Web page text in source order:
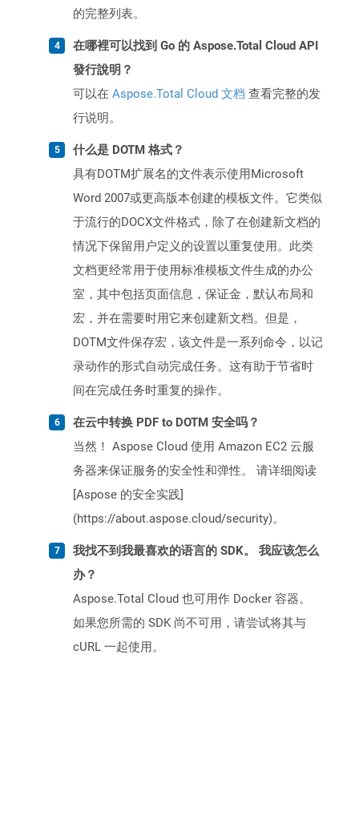
的完整列表。
在哪裡可以找到 Go 的 Aspose.Total Cloud API
發行說明？
可以在 Aspose.Total Cloud 文档 查看完整的发
行说明。
什么是 DOTM 格式？
具有DOTM扩展名的文件表示使用Microsoft
Word 2007或更高版本创建的模板文件。它类似
于流行的DOCX文件格式，除了在创建新文档的
情况下保留用户定义的设置以重复使用。此类
文档更经常用于使用标准模板文件生成的办公
室，其中包括页面信息，保证金，默认布局和
宏，并在需要时用它来创建新文档。但是，
DOTM文件保存宏，该文件是一系列命令，以记
录动作的形式自动完成任务。这有助于节省时
间在完成任务时重复的操作。
在云中转换 PDF to DOTM 安全吗？
当然！ Aspose Cloud 使用 Amazon EC2 云服
务器来保证服务的安全性和弹性。 请详细阅读
[Aspose 的安全实践]
(https://about.aspose.cloud/security)。
我找不到我最喜欢的语言的 SDK。 我应该怎么
办？
Aspose.Total Cloud 也可用作 Docker 容器。
如果您所需的 SDK 尚不可用，请尝试将其与
cURL 一起使用。